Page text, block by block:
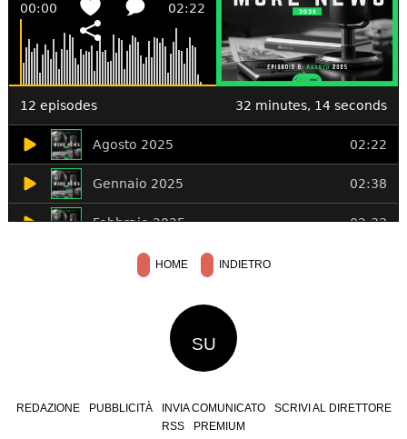
HOME INDIETRO
SU
REDAZIONE PUBBLICITÀ INVIA COMUNICATO
SCRIVI AL DIRETTORE
RSS
PREMIUM